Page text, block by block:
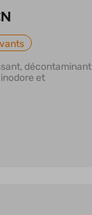
décontaminant
et